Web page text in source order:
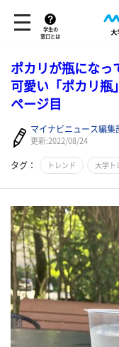
学生の
窓口とは
ポカリが瓶になっ
可愛い「ポカリ瓶
ページ目
マイナビニュース編集
更新:2022/08/24
タグ： トレンド 大学ト